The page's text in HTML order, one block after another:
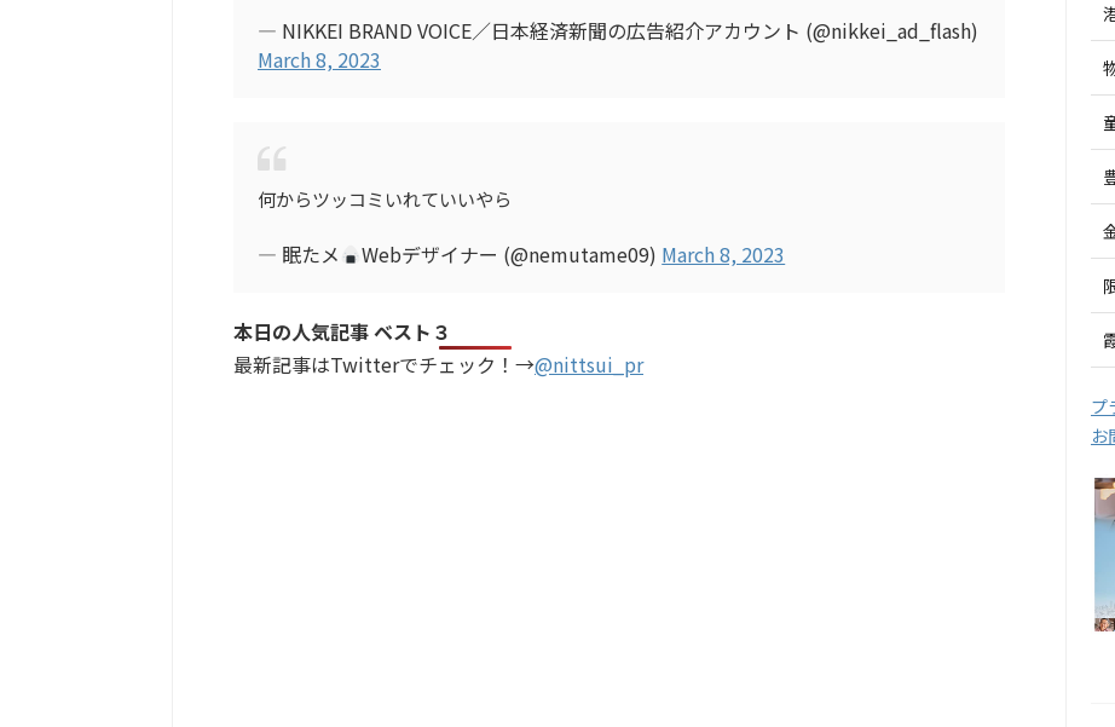
— NIKKEI BRAND VOICE／日本経済新聞の広告紹介アカウント (@nikkei_ad_flash)
March 8, 2023
何からツッコミいれていいやら
— 眠たメ Webデザイナー (@nemutame09) March 8, 2023
本日の人気記事 ベスト３
最新記事はTwitterでチェック！→@nittsui_pr
プ
お